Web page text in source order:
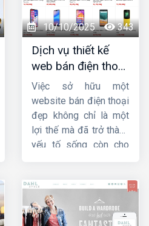
là gì ? Tầm quan trọng
và yêu cầu của thiết kế
website theo phong
thủy.
10/10/2025 343
Dịch vụ thiết kế
web bán điện thoại
chuyên nghiệp giúp
tăng doanh số
Việc sở hữu một
website bán điện thoại
đẹp không chỉ là một
lợi thế mà đã trở thành
yếu tố sống còn cho
chuỗi bán lẻ lớn. Một
thiết kế web bán điện
thoạichuyên nghiệp,